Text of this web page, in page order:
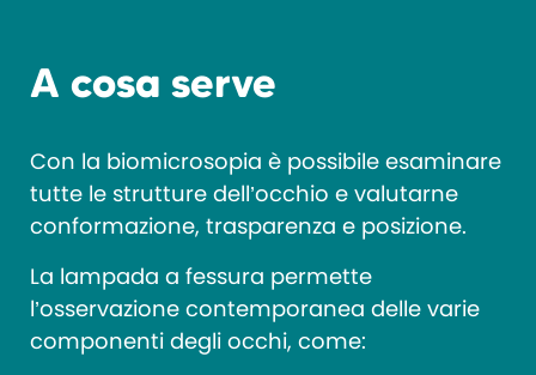
A cosa serve
Con la biomicrosopia è possibile esaminare
tutte le strutture dell’occhio e valutarne
conformazione, trasparenza e posizione.
La lampada a fessura permette
l’osservazione contemporanea delle varie
componenti degli occhi, come: